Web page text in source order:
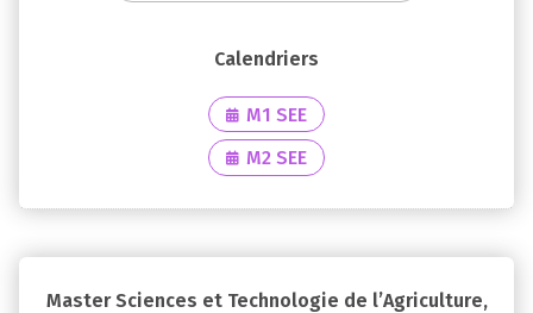
M1 SEE
M2 SEE
Master Sciences et Technologie de l’Agriculture,